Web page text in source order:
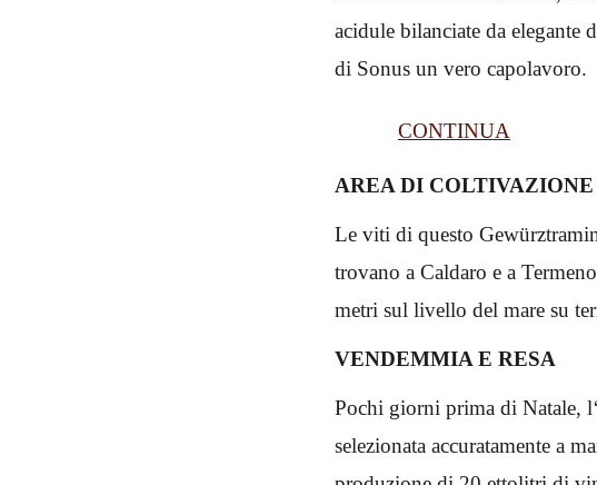
acidule bilanciate da elegante
di Sonus un vero capolavoro.
CONTINUA
AREA DI COLTIVAZIONE
Le viti di questo
trovano a Caldaro e a
metri sul livello del mare su
VENDEMMIA E RESA
Pochi giorni prima di Natale,
selezionata accuratamente a